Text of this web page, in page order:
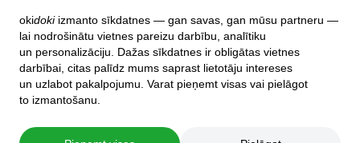
okidokiizmanto sīkdatnes — gan savas, gan mūsu partneru —
lai nodrošinātu vietnes pareizu darbību, analītiku
un personalizāciju. Dažas sīkdatnes ir obligātas vietnes
darbībai, citas palīdz mums saprast lietotāju intereses
un uzlabot pakalpojumu. Varat pieņemt visas vai pielāgot
to izmantošanu.
Klientu atbalsts
Palīdzība
Politika un līgumi
Privātuma iestatījumi
Pilnā mājas lapas versija
© 2007–2026 oki